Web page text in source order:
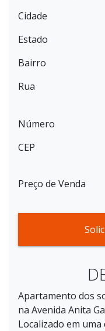
Cidade
Estado
Bairro
Rua
Número
CEP
Preço de Venda
Apartamento dos
na Avenida Anita
Localizado em